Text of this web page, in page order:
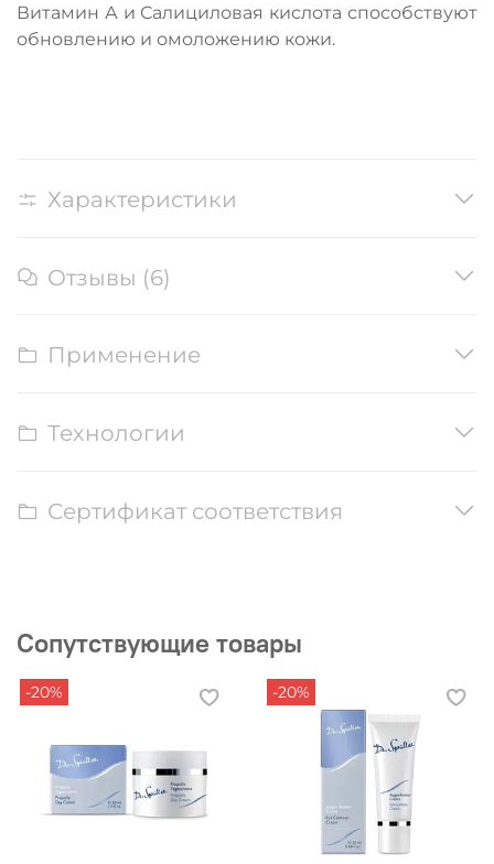
Витамин А и Салициловая кислота способствуют
обновлению и омоложению кожи.
Характеристики
Отзывы (6)
Применение
Технологии
Сертификат соответствия
Сопутствующие товары
-20% -20%